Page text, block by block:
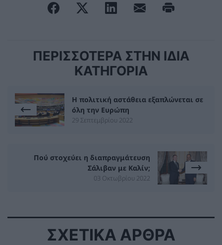
ΠΕΡΙΣΣΟΤΕΡΑ ΣΤΗΝ ΙΔΙΑ
ΚΑΤΗΓΟΡΙΑ
Η πολιτική αστάθεια εξαπλώνεται σε
όλη την Ευρώπη
29 Σεπτεμβρίου 2022
Πού στοχεύει η διαπραγμάτευση
Σάλιβαν με Καλίν;
03 Οκτωβρίου 2022
ΣΧΕΤΙΚΑ ΑΡΘΡΑ